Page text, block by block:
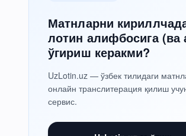
Матнларни
лотин алифбосига (ва
ўгириш керакми?
UzLotin.uz — ўзбек тилидаги
онлайн транслитерация қилиш
сервис.